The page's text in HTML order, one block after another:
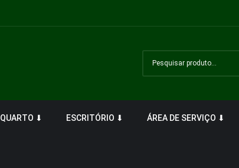
QUARTO ⬇ ESCRITÓRIO ⬇ ÁREA DE SERVIÇO ⬇